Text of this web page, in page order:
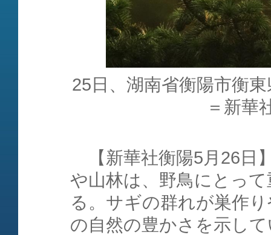
25日、湖南省衡陽市衡
＝新華
【新華社衡陽5月26日
や山林は、野鳥にとっ
る。サギの群れが巣作
の自然の豊かさを示し